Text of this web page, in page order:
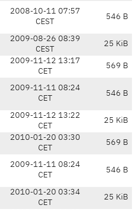
2008-10-11 07:57
CEST
546 B
2009-08-26 08:39
CEST
25 KiB
2009-11-12 13:17
CET
569 B
2009-11-11 08:24
CET
546 B
2009-11-12 13:22
CET
25 KiB
2010-01-20 03:30
CET
569 B
2009-11-11 08:24
CET
546 B
2010-01-20 03:34
CET
25 KiB